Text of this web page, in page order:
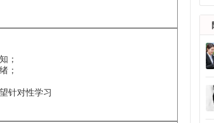
；
；
针对性学习